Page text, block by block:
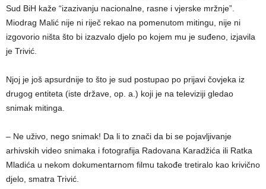
Sud BiH kaže “izazivanju nacionalne, rasne i vjerske mržnje”.
Miodrag Malić nije ni riječ rekao na pomenutom mitingu, nije ni
izgovorio ništa što bi izazvalo djelo po kojem mu je suđeno, izjavila
je Trivić.
Njoj je još apsurdnije to što je sud postupao po prijavi čovjeka iz
drugog entiteta (iste države, op. a.) koji je na televiziji gledao
snimak mitinga.
– Ne uživo, nego snimak! Da li to znači da bi se pojavljivanje
arhivskih video snimaka i fotografija Radovana Karadžića ili Ratka
Mladića u nekom dokumentarnom filmu takođe tretiralo kao krivično
djelo, smatra Trivić.